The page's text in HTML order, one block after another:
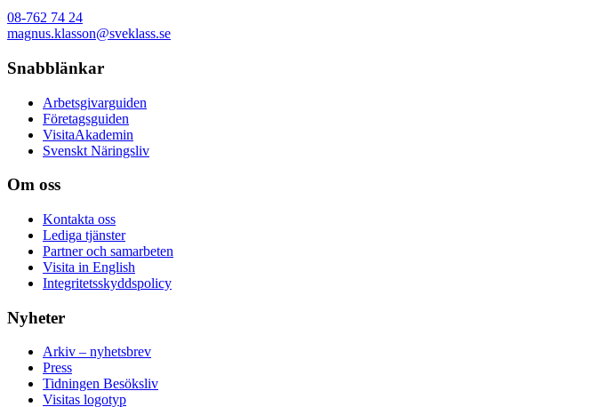
08-762 74 24
magnus.klasson@sveklass.se
Snabblänkar
Arbetsgivarguiden
Företagsguiden
VisitaAkademin
Svenskt Näringsliv
Om oss
Kontakta oss
Lediga tjänster
Partner och samarbeten
Visita in English
Integritetsskyddspolicy
Nyheter
Arkiv – nyhetsbrev
Press
Tidningen Besöksliv
Visitas logotyp